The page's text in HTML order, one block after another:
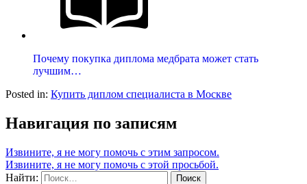
Почему покупка диплома медбрата может стать
лучшим…
Posted in: Купить диплом специалиста в Москве
Навигация по записям
Извините, я не могу помочь с этим запросом.
Извините, я не могу помочь с этой просьбой.
Найти: